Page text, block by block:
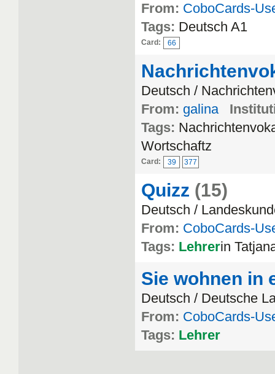
From: CoboCards-
Tags: Deutsch A1
Card: 66
Deutsch /
From: galina
Tags:
Wortschaftz
Card: 39 377
Quizz (15)
Deutsch /
From: CoboCards-
Tags: Lehrerin
Sie wohnen in
Deutsch / Deutsche
From: CoboCards-
Tags: Lehrer